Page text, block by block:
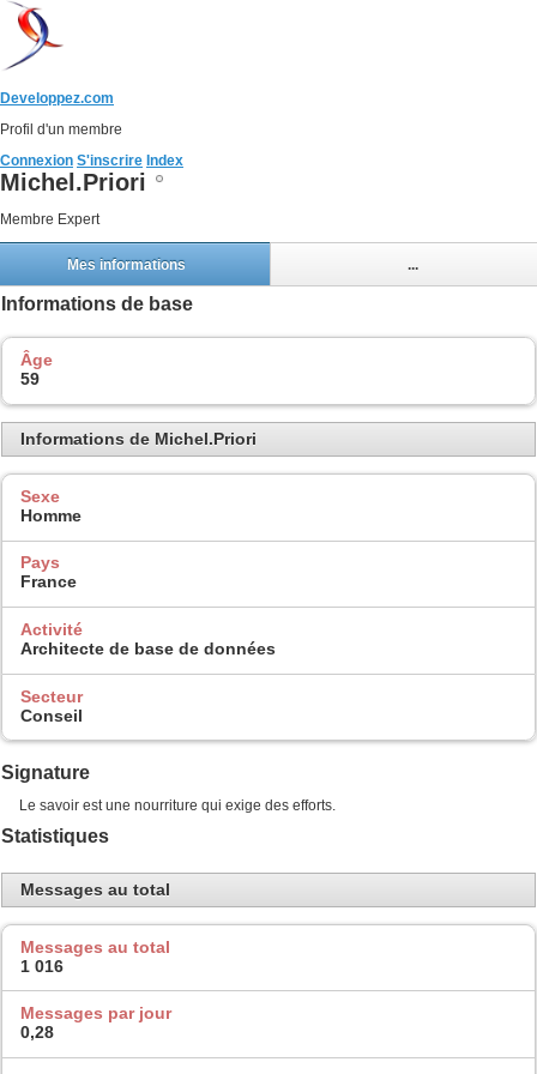
Developpez.com
Profil d'un membre
Connexion S'inscrire Index
Michel.Priori
Membre Expert
Mes informations ...
Informations de base
Âge
59
Informations de Michel.Priori
Sexe
Homme
Pays
France
Activité
Architecte de base de données
Secteur
Conseil
Signature
Le savoir est une nourriture qui exige des efforts.
Statistiques
Messages au total
Messages au total
1 016
Messages par jour
0,28